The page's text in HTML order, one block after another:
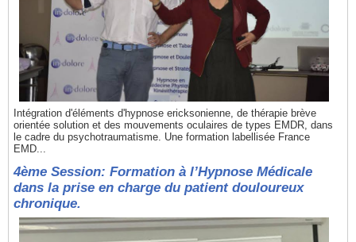
Intégration d'éléments d'hypnose ericksonienne, de thérapie brève
orientée solution et des mouvements oculaires de types EMDR, dans
le cadre du psychotraumatisme. Une formation labellisée France
EMD...
4ème Session: Formation à l’Hypnose Médicale
dans la prise en charge du patient douloureux
chronique.